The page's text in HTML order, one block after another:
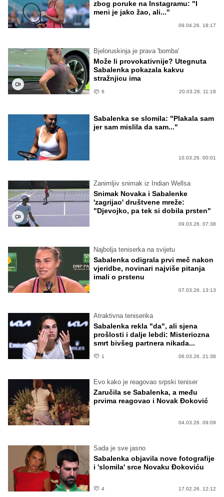
zbog poruke na Instagramu: "I
meni je jako žao, ali..."
09.04.26. 18:17
Bjeloruskinja je prava 'bomba'
Može li provokativnije? Utegnuta
Sabalenka pokazala kakvu
stražnjicu ima
6 20.03.26. 11:18
Sabalenka se slomila: "Plakala sam
jer sam mislila da sam..."
10.03.26. 00:01
Zanimljiv snimak iz Indian Wellsa
Snimak Novaka i Sabalenke
'zagrijao' društvene mreže:
"Djevojko, pa tek si dobila prsten"
09.03.26. 07:38
Najbolja teniserka na svijetu
Sabalenka odigrala prvi meč nakon
vjeridbe, novinari najviše pitanja
imali o prstenu
07.03.26. 13:13
Atraktivna teniserika
Sabalenka rekla "da", ali sjena
prošlosti i dalje lebdi: Misteriozna
smrt bivšeg partnera nikada...
1 06.03.26. 21:38
Evo kako je reagovao srpski teniser
Zaručila se Sabalenka, a među
prvima reagovao i Novak Đoković
04.03.26. 09:09
Sada je sve jasno
Sabalenka objavila nove fotografije
i 'slomila' srce Novaku Đokoviću
4 17.02.26. 12:12